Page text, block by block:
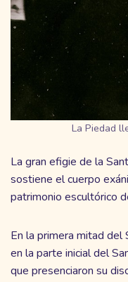
La Piedad
La gran efigie de la
sostiene el cuerpo
patrimonio escultórico
En la primera mitad del
en la parte inicial del
que presenciaron su